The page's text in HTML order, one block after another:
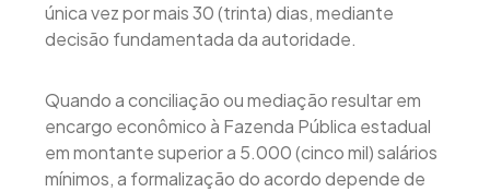
única vez por mais 30 (trinta) dias, mediante
decisão fundamentada da autoridade.
Quando a conciliação ou mediação resultar em
encargo econômico à Fazenda Pública estadual
em montante superior a 5.000 (cinco mil) salários
mínimos, a formalização do acordo depende de